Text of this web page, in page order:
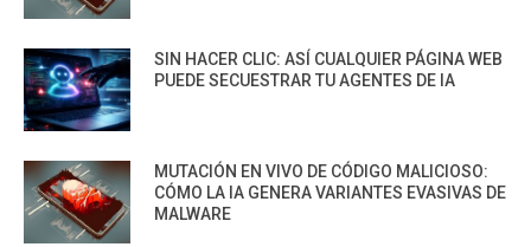
SIN HACER CLIC: ASÍ CUALQUIER PÁGINA WEB
PUEDE SECUESTRAR TU AGENTES DE IA
MUTACIÓN EN VIVO DE CÓDIGO MALICIOSO:
CÓMO LA IA GENERA VARIANTES EVASIVAS DE
MALWARE